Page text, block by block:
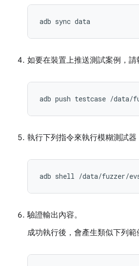
如要在裝置上推送測試案例，請
執行下列指令來執行模糊測試器
驗證輸出內容。
成功執行後，會產生類似下列範